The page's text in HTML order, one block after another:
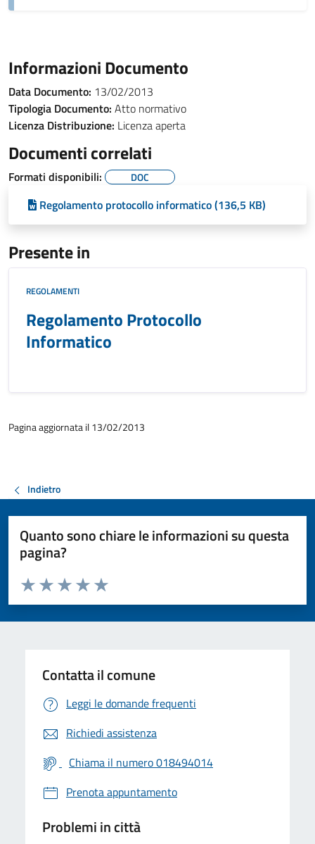
Informazioni Documento
Data Documento: 13/02/2013
Tipologia Documento: Atto normativo
Licenza Distribuzione: Licenza aperta
Documenti correlati
Formati disponibili: DOC
Regolamento protocollo informatico (136,5 KB)
Presente in
REGOLAMENTI
Regolamento Protocollo
Informatico
Pagina aggiornata il 13/02/2013
Indietro
Quanto sono chiare le informazioni su questa
pagina?
Valuta da 1 a 5 stelle la pagina
Valuta 5 stelle su 5
Valuta 4 stelle su 5
Valuta 3 stelle su 5
Valuta 2 stelle su 5
Valuta 1 stelle su 5
Contatta il comune
Leggi le domande frequenti
Richiedi assistenza
Chiama il numero 018494014
Prenota appuntamento
Problemi in città